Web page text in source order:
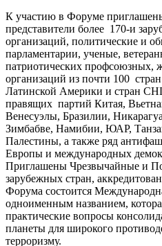
К участию в Форуме
представители более 170-и
организаций, политические и
парламентарии, ученые,
патриотических профсоюзных,
организаций из почти 100
Латинской Америки и стран
правящих партий Китая,
Венесуэлы, Бразилии,
Зимбабве, Намибии, ЮАР,
Палестины, а также ряд
Европы и международных
Приглашены Чрезвычайные и
зарубежных стран,
Форума состоится
одноименным названием,
практические вопросы
планеты для широкого
терроризму.